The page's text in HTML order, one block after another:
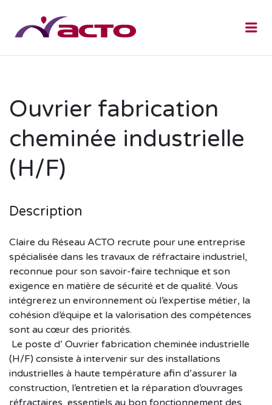
Ouvrier fabrication
cheminée industrielle
(H/F)
Description
Claire du Réseau ACTO recrute pour une entreprise
spécialisée dans les travaux de réfractaire industriel,
reconnue pour son savoir-faire technique et son
exigence en matière de sécurité et de qualité. Vous
intégrerez un environnement où l’expertise métier, la
cohésion d’équipe et la valorisation des compétences
sont au cœur des priorités.
Le poste d’ Ouvrier fabrication cheminée industrielle
(H/F) consiste à intervenir sur des installations
industrielles à haute température afin d’assurer la
construction, l’entretien et la réparation d’ouvrages
réfractaires, essentiels au bon fonctionnement des